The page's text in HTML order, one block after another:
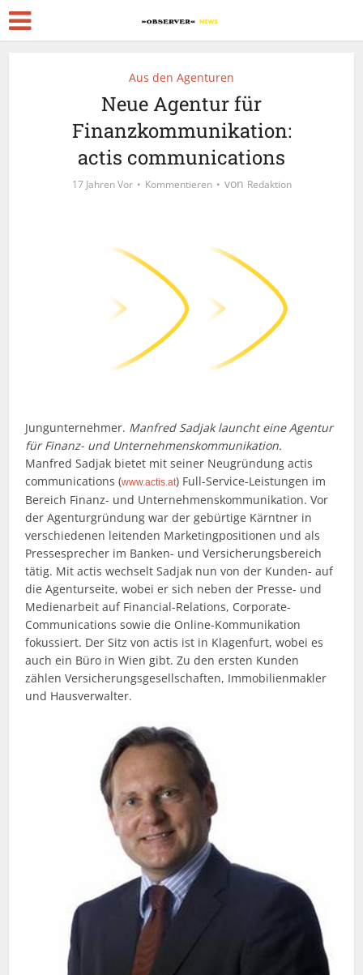
Aus den Agenturen
Neue Agentur für
Finanzkommunikation:
actis communications
17 Jahren Vor Kommentieren von Redaktion
Jungunternehmer. Manfred Sadjak launcht eine Agentur
für Finanz- und Unternehmenskommunikation.
Manfred Sadjak bietet mit seiner Neugründung actis
communications (www.actis.at) Full-Service-Leistungen im
Bereich Finanz- und Unternehmenskommunikation. Vor
der Agenturgründung war der gebürtige Kärntner in
verschiedenen leitenden Marketingpositionen und als
Pressesprecher im Banken- und Versicherungsbereich
tätig. Mit actis wechselt Sadjak nun von der Kunden- auf
die Agenturseite, wobei er sich neben der Presse- und
Medienarbeit auf Financial-Relations, Corporate-
Communications sowie die Online-Kommunikation
fokussiert. Der Sitz von actis ist in Klagenfurt, wobei es
auch ein Büro in Wien gibt. Zu den ersten Kunden
zählen Versicherungsgesellschaften, Immobilienmakler
und Hausverwalter.